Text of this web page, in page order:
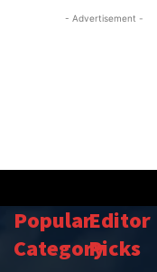
- Advertisement -
Popular
Category
Editor
Picks